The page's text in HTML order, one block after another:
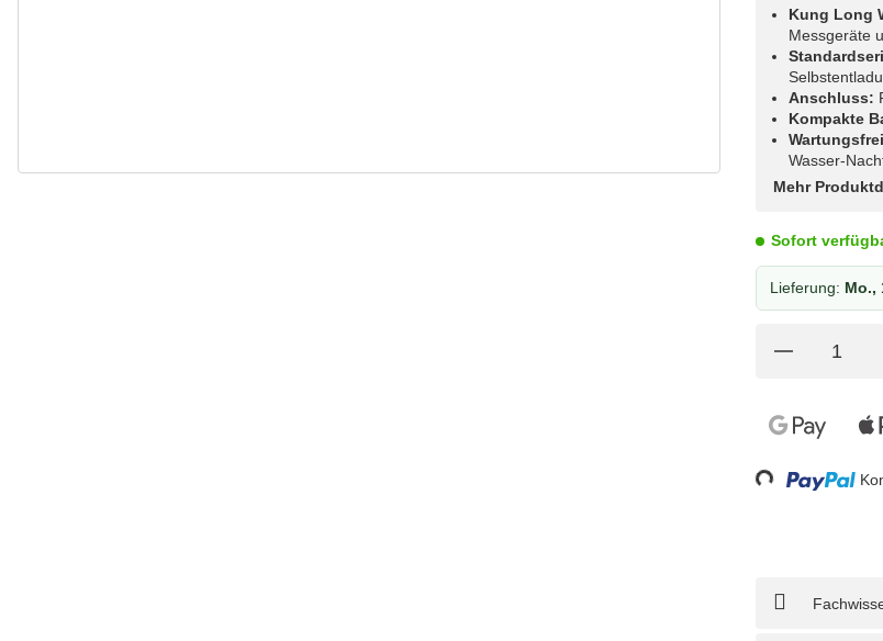
Kung Long
Messgeräte
Anschluss:
Kompakte
Wasser-
Mehr
Sofort
Lieferung: Mo.,
Loading...